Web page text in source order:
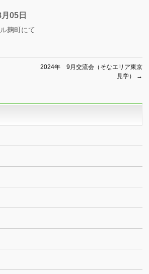
05日
麹町にて
2024年 9月交流会（そなエリア東京
見学）
→